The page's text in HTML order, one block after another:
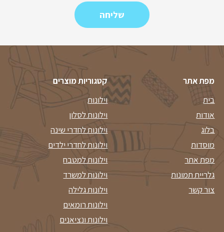
מפת אתר
בית
אודות
בלוג
מוסדות
מפת אתר
גלריית תמונות
צור קשר
קטגוריות מוצרים
וילונות
וילונות לסלון
וילונות לחדרי שינה
וילונות לחדרי ילדים
וילונות למטבח
וילונות למשרד
וילונות גלילה
וילונות רומאים
וילונות ונציאנים